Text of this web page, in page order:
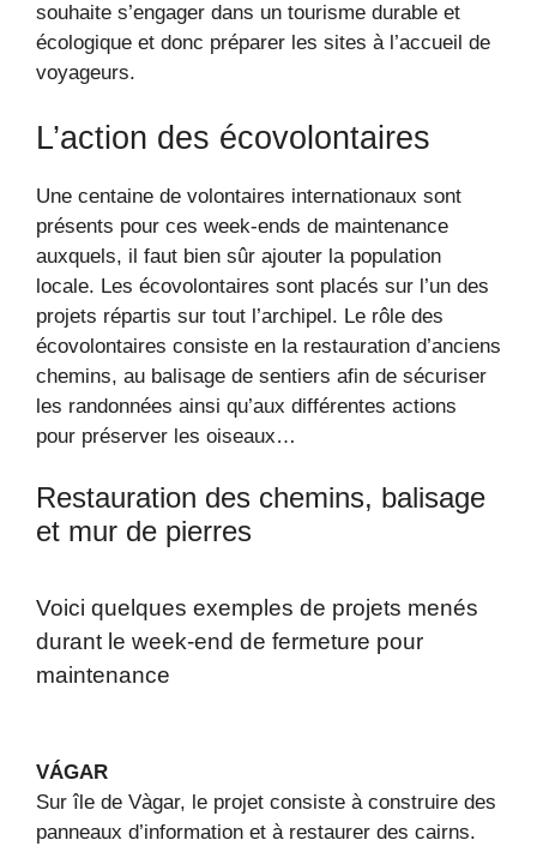
souhaite s’engager dans un tourisme durable et
écologique et donc préparer les sites à l’accueil de
voyageurs.
L’action des écovolontaires
Une centaine de volontaires internationaux sont
présents pour ces week-ends de maintenance
auxquels, il faut bien sûr ajouter la population
locale. Les écovolontaires sont placés sur l’un des
projets répartis sur tout l’archipel. Le rôle des
écovolontaires consiste en la restauration d’anciens
chemins, au balisage de sentiers afin de sécuriser
les randonnées ainsi qu’aux différentes actions
pour préserver les oiseaux…
Restauration des chemins, balisage
et mur de pierres
Voici quelques exemples de projets menés
durant le week-end de fermeture pour
maintenance
VÁGAR
Sur île de Vàgar, le projet consiste à construire des
panneaux d’information et à restaurer des cairns.